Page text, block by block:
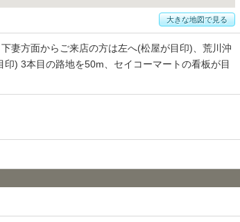
大きな地図で見る
妻方面からご来店の方は左へ(松屋が目印)、荒川沖
) 3本目の路地を50m、セイコーマートの看板が目